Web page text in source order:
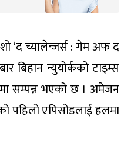
शो ‘द च्यालेन्जर्स : गेम अफ द
बिहान न्युयोर्कको टाइम्स
सम्पन्न भएको छ । अमेजन
पहिलो एपिसोडलाई हलमा